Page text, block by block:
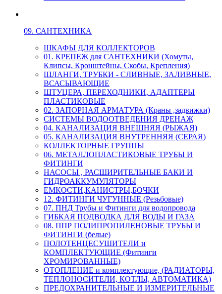
09. САНТЕХНИКА
ШКАФЫ ДЛЯ КОЛЛЕКТОРОВ
01. КРЕПЕЖ для САНТЕХНИКИ (Хомуты,
Клипсы, Кронштейны, Скобы, Крепления)
ШЛАНГИ, ТРУБКИ - СЛИВНЫЕ, ЗАЛИВНЫЕ,
ВСАСЫВАЮЩИЕ
ШТУЦЕРА, ПЕРЕХОДНИКИ, АДАПТЕРЫ
ПЛАСТИКОВЫЕ
02. ЗАПОРНАЯ АРМАТУРА (Краны ,задвижки)
СИСТЕМЫ ВОДООТВЕДЕНИЯ ДРЕНАЖ
04. КАНАЛИЗАЦИЯ ВНЕШНЯЯ (РЫЖАЯ)
05. КАНАЛИЗАЦИЯ ВНУТРЕННЯЯ (СЕРАЯ)
КОЛЛЕКТОРНЫЕ ГРУППЫ
06. МЕТАЛЛОПЛАСТИКОВЫЕ ТРУБЫ И
ФИТИНГИ
НАСОСЫ , РАСШИРИТЕЛЬНЫЕ БАКИ И
ГИДРОАККУМУЛЯТОРЫ
ЕМКОСТИ,КАНИСТРЫ,БОЧКИ
12. ФИТИНГИ ЧУГУННЫЕ (Резьбовые)
07. ПНД Трубы и Фитинги для водопровода
ГИБКАЯ ПОДВОДКА ДЛЯ ВОДЫ И ГАЗА
08. ППР ПОЛИПРОПИЛЕНОВЫЕ ТРУБЫ И
ФИТИНГИ (белые)
ПОЛОТЕНЦЕСУШИТЕЛИ и
КОМПЛЕКТУЮЩИЕ (Фитинги
ХРОМИРОВАННЫЕ)
ОТОПЛЕНИЕ и комплектующие, (РАДИАТОРЫ,
ТЕПЛОНОСИТЕЛИ, КОТЛЫ, АВТОМАТИКА)
ПРЕДОХРАНИТЕЛЬНЫЕ И ИЗМЕРИТЕЛЬНЫЕ